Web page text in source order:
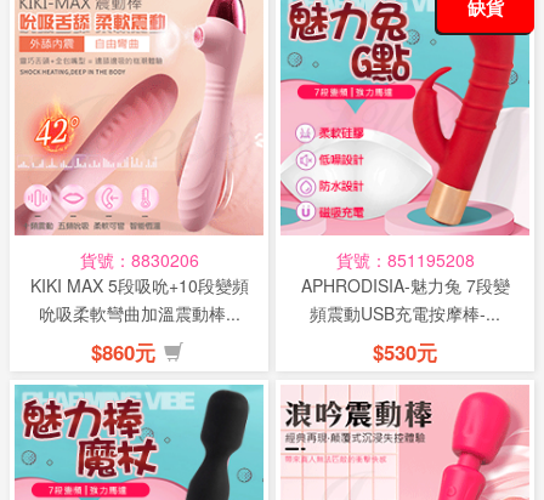
貨號：8830206
KIKI MAX 5段吸吮+10段變頻
吮吸柔軟彎曲加溫震動棒...
$860元
貨號：851195208
APHRODISIA-魅力兔 7段變
頻震動USB充電按摩棒-...
$530元
缺貨